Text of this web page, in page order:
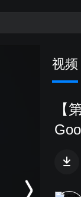
视频
【